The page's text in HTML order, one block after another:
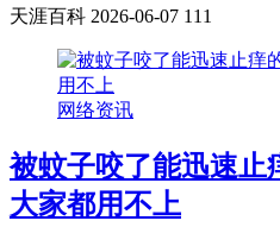
天涯百科 2026-06-07 111
网络资讯
被蚊子咬了能迅速止
大家都用不上